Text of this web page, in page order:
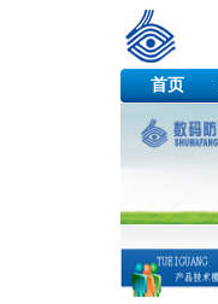
首页